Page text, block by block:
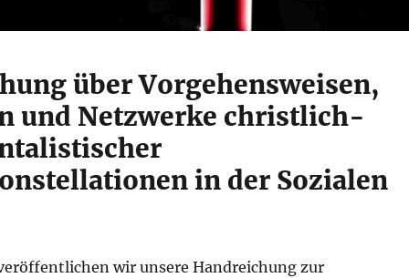
über Vorgehensweisen,
und Netzwerke christlich-
in der Sozialen
wir unsere Handreichung zur